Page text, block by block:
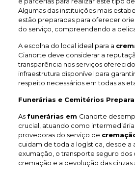
Algumas das instituições mais
estão preparadas para oferecer
do serviço, compreendendo a
A escolha do local ideal para a
Cianorte deve considerar a
transparência nos serviços
infraestrutura disponível para
respeito necessários em todas as
Funerárias e Cemitérios
As funerárias em Cianorte
crucial, atuando como
provedoras do serviço de
cuidam de toda a logística, desde a
exumação, o transporte seguro dos
cremação e a devolução das cinzas